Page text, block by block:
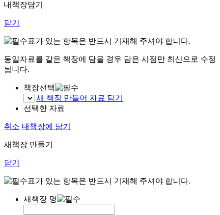
내책장담기
닫기
표가 있는 항목은 반드시 기재해 주셔야 합니다.
동일자료를 같은 책장에 담을 경우 담은 시점만 최신으로 수정
됩니다.
책장선택
새 책장 만들어 자료 담기
선택한 자료
취소 내책장에 담기
새책장 만들기
닫기
표가 있는 항목은 반드시 기재해 주셔야 합니다.
새책장 명